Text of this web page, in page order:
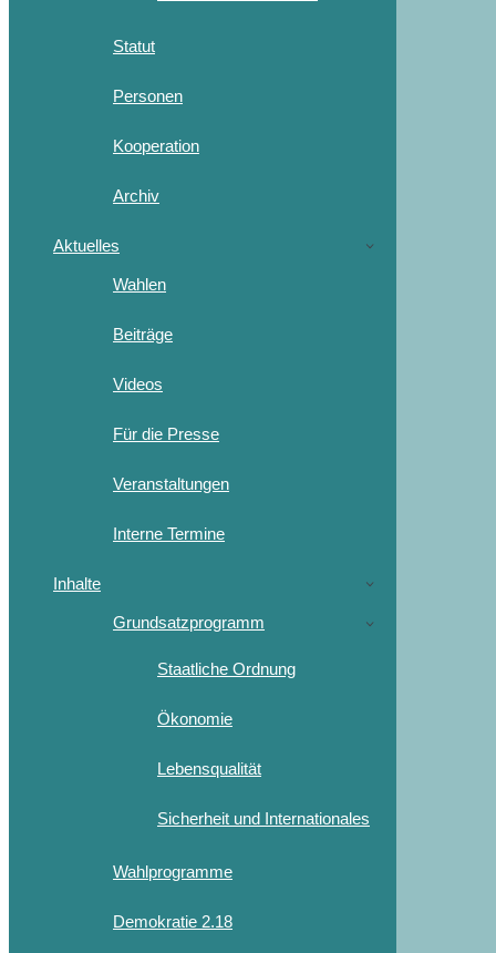
Statut
Personen
Kooperation
Archiv
Aktuelles
Wahlen
Beiträge
Videos
Für die Presse
Veranstaltungen
Interne Termine
Inhalte
Grundsatzprogramm
Staatliche Ordnung
Ökonomie
Lebensqualität
Sicherheit und Internationales
Wahlprogramme
Demokratie 2.18